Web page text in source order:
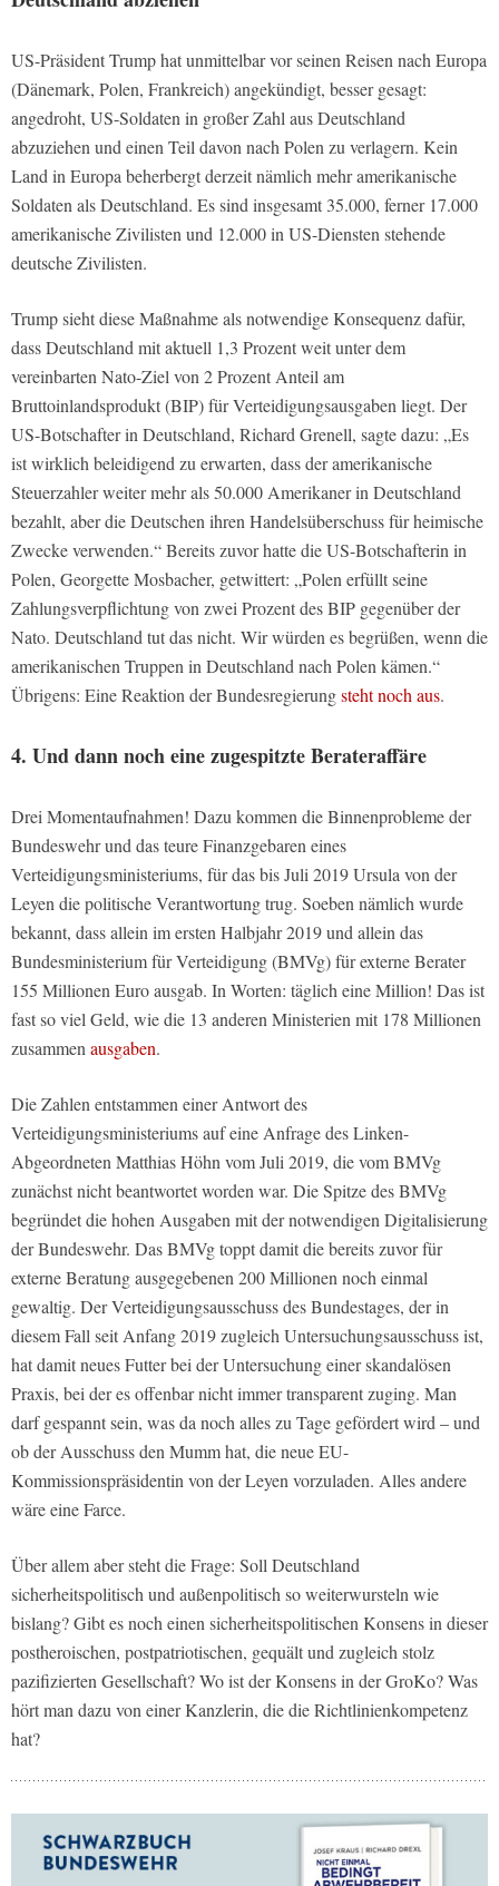
US-Präsident Trump hat unmittelbar vor seinen Reisen nach Europa
(Dänemark, Polen, Frankreich) angekündigt, besser gesagt:
angedroht, US-Soldaten in großer Zahl aus Deutschland
abzuziehen und einen Teil davon nach Polen zu verlagern. Kein
Land in Europa beherbergt derzeit nämlich mehr amerikanische
Soldaten als Deutschland. Es sind insgesamt 35.000, ferner 17.000
amerikanische Zivilisten und 12.000 in US-Diensten stehende
deutsche Zivilisten.
Trump sieht diese Maßnahme als notwendige Konsequenz dafür,
dass Deutschland mit aktuell 1,3 Prozent weit unter dem
vereinbarten Nato-Ziel von 2 Prozent Anteil am
Bruttoinlandsprodukt (BIP) für Verteidigungsausgaben liegt. Der
US-Botschafter in Deutschland, Richard Grenell, sagte dazu: „Es
ist wirklich beleidigend zu erwarten, dass der amerikanische
Steuerzahler weiter mehr als 50.000 Amerikaner in Deutschland
bezahlt, aber die Deutschen ihren Handelsüberschuss für heimische
Zwecke verwenden.“ Bereits zuvor hatte die US-Botschafterin in
Polen, Georgette Mosbacher, getwittert: „Polen erfüllt seine
Zahlungsverpflichtung von zwei Prozent des BIP gegenüber der
Nato. Deutschland tut das nicht. Wir würden es begrüßen, wenn die
amerikanischen Truppen in Deutschland nach Polen kämen.“
Übrigens: Eine Reaktion der Bundesregierungsteht noch aus.
4. Und dann noch eine zugespitzte Berateraffäre
Drei Momentaufnahmen! Dazu kommen die Binnenprobleme der
Bundeswehr und das teure Finanzgebaren eines
Verteidigungsministeriums, für das bis Juli 2019 Ursula von der
Leyen die politische Verantwortung trug. Soeben nämlich wurde
bekannt, dass allein im ersten Halbjahr 2019 und allein das
Bundesministerium für Verteidigung (BMVg) für externe Berater
155 Millionen Euro ausgab. In Worten: täglich eine Million! Das ist
fast so viel Geld, wie die 13 anderen Ministerien mit 178 Millionen
zusammen ausgaben.
Die Zahlen entstammen einer Antwort des
Verteidigungsministeriums auf eine Anfrage des Linken-
Abgeordneten Matthias Höhn vom Juli 2019, die vom BMVg
zunächst nicht beantwortet worden war. Die Spitze des BMVg
begründet die hohen Ausgaben mit der notwendigen Digitalisierung
der Bundeswehr. Das BMVg toppt damit die bereits zuvor für
externe Beratung ausgegebenen 200 Millionen noch einmal
gewaltig. Der Verteidigungsausschuss des Bundestages, der in
diesem Fall seit Anfang 2019 zugleich Untersuchungsausschuss ist,
hat damit neues Futter bei der Untersuchung einer skandalösen
Praxis, bei der es offenbar nicht immer transparent zuging. Man
darf gespannt sein, was da noch alles zu Tage gefördert wird – und
ob der Ausschuss den Mumm hat, die neue EU-
Kommissionspräsidentin von der Leyen vorzuladen. Alles andere
wäre eine Farce.
Über allem aber steht die Frage: Soll Deutschland
sicherheitspolitisch und außenpolitisch so weiterwursteln wie
bislang? Gibt es noch einen sicherheitspolitischen Konsens in dieser
postheroischen, postpatriotischen, gequält und zugleich stolz
pazifizierten Gesellschaft? Wo ist der Konsens in der GroKo? Was
hört man dazu von einer Kanzlerin, die die Richtlinienkompetenz
hat?